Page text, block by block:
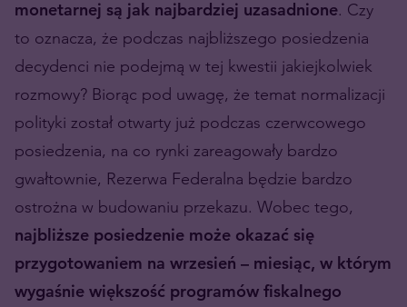
monetarnej są jak najbardziej uzasadnione. Czy
to oznacza, że podczas najbliższego posiedzenia
decydenci nie podejmą w tej kwestii jakiejkolwiek
rozmowy? Biorąc pod uwagę, że temat normalizacji
polityki został otwarty już podczas czerwcowego
posiedzenia, na co rynki zareagowały bardzo
gwałtownie, Rezerwa Federalna będzie bardzo
ostrożna w budowaniu przekazu. Wobec tego,
najbliższe posiedzenie może okazać się
przygotowaniem na wrzesień – miesiąc, w którym
wygaśnie większość programów fiskalnego